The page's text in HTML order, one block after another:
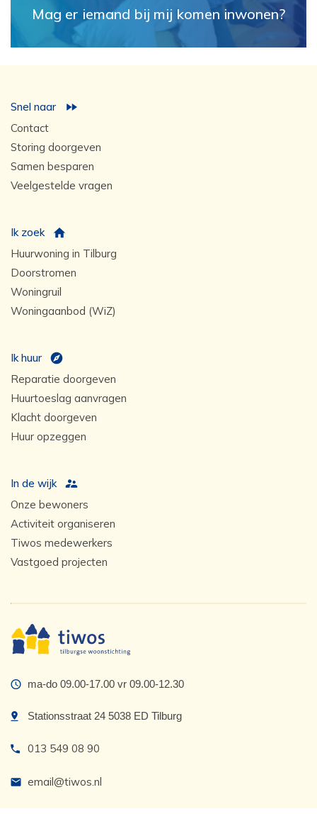
Mag er iemand bij mij komen inwonen?
Snel naar
Contact
Storing doorgeven
Samen besparen
Veelgestelde vragen
Ik zoek
Huurwoning in Tilburg
Doorstromen
Woningruil
Woningaanbod (WiZ)
Ik huur
Reparatie doorgeven
Huurtoeslag aanvragen
Klacht doorgeven
Huur opzeggen
In de wijk
Onze bewoners
Activiteit organiseren
Tiwos medewerkers
Vastgoed projecten
ma-do 09.00-17.00 vr 09.00-12.30
Stationsstraat 24 5038 ED Tilburg
013 549 08 90
email@tiwos.nl